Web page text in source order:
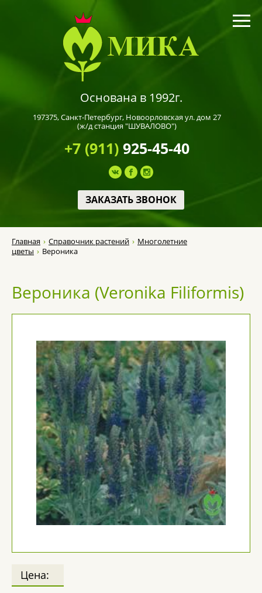
Основана в 1992г.
197375,Санкт-Петербург, Новоорловская ул. дом 27
(ж/д станция "ШУВАЛОВО")
+7 (911)925-45-40
ЗАКАЗАТЬ ЗВОНОК
Главная Справочник растений
Многолетние
цветы
Вероника
Вероника (Veronika Filiformis)
Цена: